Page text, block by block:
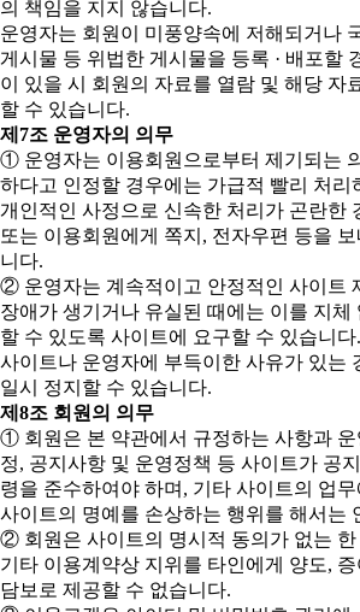
의 책임을 지지 않습니다.
운영자는 회원이 미풍양속에 저해되거나
게시물 등 위법한 게시물을 등록 · 배포할
이 있을 시 회원의 자료를 열람 및 해당 자
할 수 있습니다.
제7조 운영자의 의무
① 운영자는 이용회원으로부터 제기되는
하다고 인정할 경우에는 가급적 빨리 처리
개인적인 사정으로 신속한 처리가 곤란한
또는 이용회원에게 쪽지, 전자우편 등을
니다.
② 운영자는 계속적이고 안정적인 사이트
장애가 생기거나 유실된 때에는 이를 지체
할 수 있도록 사이트에 요구할 수 있습니
사이트나 운영자에 부득이한 사유가 있는
일시 정지할 수 있습니다.
제8조 회원의 의무
① 회원은 본 약관에서 규정하는 사항과 운
정, 공지사항 및 운영정책 등 사이트가 공
령을 준수하여야 하며, 기타 사이트의 업
사이트의 명예를 손상하는 행위를 해서는
② 회원은 사이트의 명시적 동의가 없는 한
기타 이용계약상 지위를 타인에게 양도,
담보로 제공할 수 없습니다.